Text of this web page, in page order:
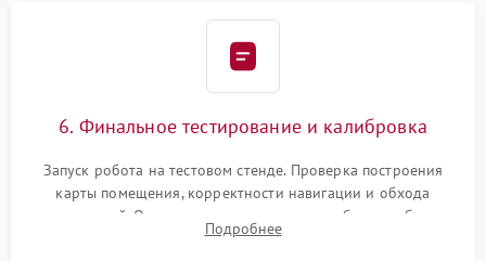
6. Финальное тестирование и калибровка
Запуск робота на тестовом стенде. Проверка построения
карты помещения, корректности навигации и обхода
препятствий. Оценка силы всасывания и работы турбины.
Тестирование автоматического возврата на док-станцию и
Подробнее